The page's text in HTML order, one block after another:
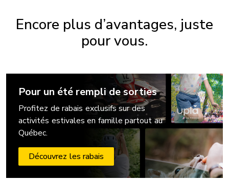
Encore plus d’avantages, juste
pour vous.
Pour un été rempli de sorties
Profitez de rabais exclusifs sur des
activités estivales en famille partout au
Québec.
Découvrez les rabais